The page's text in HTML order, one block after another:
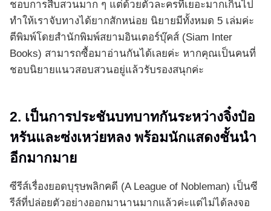
ชอบการสืบสวนมาก ๆ แต่ด้วยตัวละครที่เยอะมากเกินไป
ทำให้เราจับทางได้ยากสักหน่อย นิยายมีทั้งหมด 5 เล่มค่ะ
ตีพิมพ์โดยสำนักพิมพ์สยามอินเตอร์บุ๊คส์ (Siam Inter
Books) สามารถซื้อมาอ่านกันได้เลยค่ะ หากคุณเป็นคนที่
ชอบนิยายแนวสอบสวนอยู่แล้วรับรองสนุกค่ะ
2. เป็นการประชันบทบาทกันระหว่างจิ๋งป๋อ
หรันและซ่งเหว่ยหลง พร้อมนักแสดงชั้นนำ
อีกมากมาย
ซีรีส์เรื่องยอดบุรุษพลิกคดี (A League of Nobleman) เป็นซี
รีส์ที่ปล่อยตัวอย่างออกมานานมากแล้วค่ะแต่ไม่ได้ลงจอ